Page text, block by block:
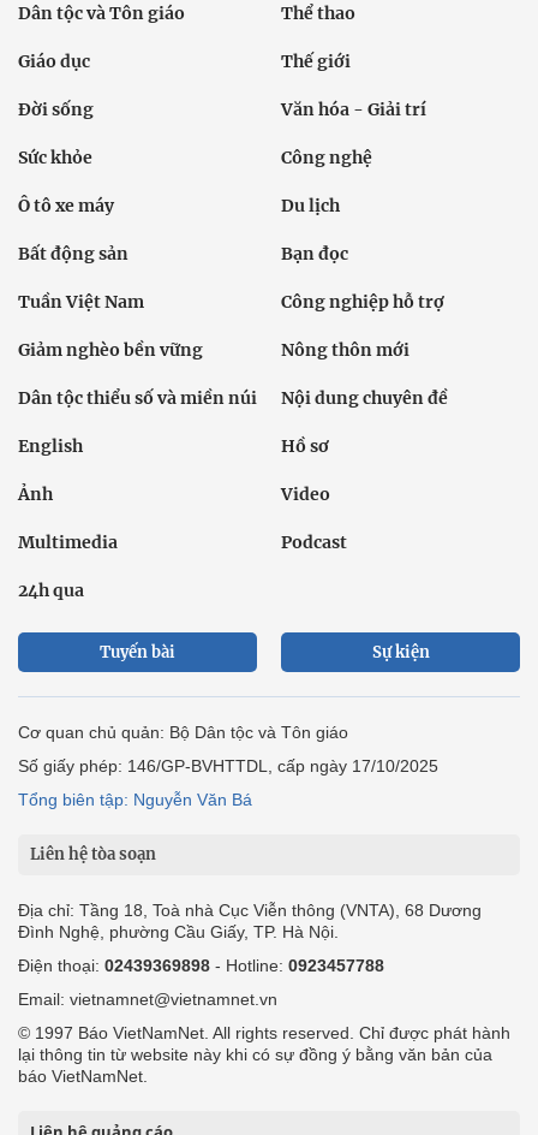
Dân tộc và Tôn giáo Thể thao
Giáo dục Thế giới
Đời sống Văn hóa - Giải trí
Sức khỏe Công nghệ
Ô tô xe máy Du lịch
Bất động sản Bạn đọc
Tuần Việt Nam Công nghiệp hỗ trợ
Giảm nghèo bền vững Nông thôn mới
Dân tộc thiểu số và miền núi Nội dung chuyên đề
English Hồ sơ
Ảnh Video
Multimedia Podcast
24h qua
Tuyến bài Sự kiện
Cơ quan chủ quản: Bộ Dân tộc và Tôn giáo
Số giấy phép: 146/GP-BVHTTDL, cấp ngày 17/10/2025
Tổng biên tập: Nguyễn Văn Bá
Liên hệ tòa soạn
Địa chỉ: Tầng 18, Toà nhà Cục Viễn thông (VNTA), 68 Dương
Đình Nghệ, phường Cầu Giấy, TP. Hà Nội.
Điện thoại: 02439369898 - Hotline: 0923457788
Email: vietnamnet@vietnamnet.vn
© 1997 Báo VietNamNet. All rights reserved. Chỉ được phát hành
lại thông tin từ website này khi có sự đồng ý bằng văn bản của
báo VietNamNet.